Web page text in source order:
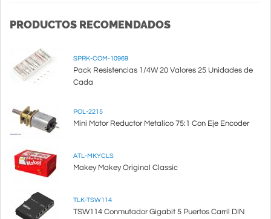
PRODUCTOS RECOMENDADOS
SPRK-COM-10969
Pack Resistencias 1/4W 20 Valores 25 Unidades de
Cada
POL-2215
Mini Motor Reductor Metalico 75:1 Con Eje Encoder
ATL-MKYCLS
Makey Makey Original Classic
TLK-TSW114
TSW114 Conmutador Gigabit 5 Puertos Carril DIN